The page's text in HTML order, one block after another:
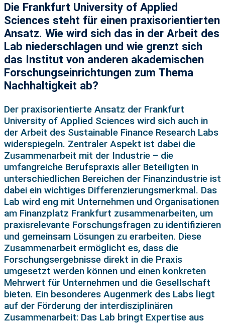
Die Frankfurt University of Applied
Sciences steht für einen praxisorientierten
Ansatz. Wie wird sich das in der Arbeit des
Lab niederschlagen und wie grenzt sich
das Institut von anderen akademischen
Forschungseinrichtungen zum Thema
Nachhaltigkeit ab?
Der praxisorientierte Ansatz der Frankfurt
University of Applied Sciences wird sich auch in
der Arbeit des Sustainable Finance Research Labs
widerspiegeln. Zentraler Aspekt ist dabei die
Zusammenarbeit mit der Industrie – die
umfangreiche Berufspraxis aller Beteiligten in
unterschiedlichen Bereichen der Finanzindustrie ist
dabei ein wichtiges Differenzierungsmerkmal. Das
Lab wird eng mit Unternehmen und Organisationen
am Finanzplatz Frankfurt zusammenarbeiten, um
praxisrelevante Forschungsfragen zu identifizieren
und gemeinsam Lösungen zu erarbeiten. Diese
Zusammenarbeit ermöglicht es, dass die
Forschungsergebnisse direkt in die Praxis
umgesetzt werden können und einen konkreten
Mehrwert für Unternehmen und die Gesellschaft
bieten. Ein besonderes Augenmerk des Labs liegt
auf der Förderung der interdisziplinären
Zusammenarbeit: Das Lab bringt Expertise aus